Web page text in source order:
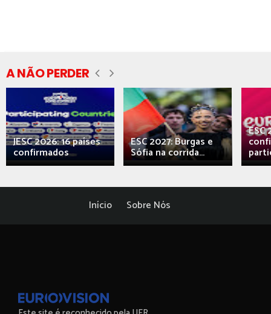
A NÃO PERDER
JESC 2026: 16 países
confirmados
ESC 2027: Burgas e
Sófia na corrida...
ESC
Início Sobre Nós